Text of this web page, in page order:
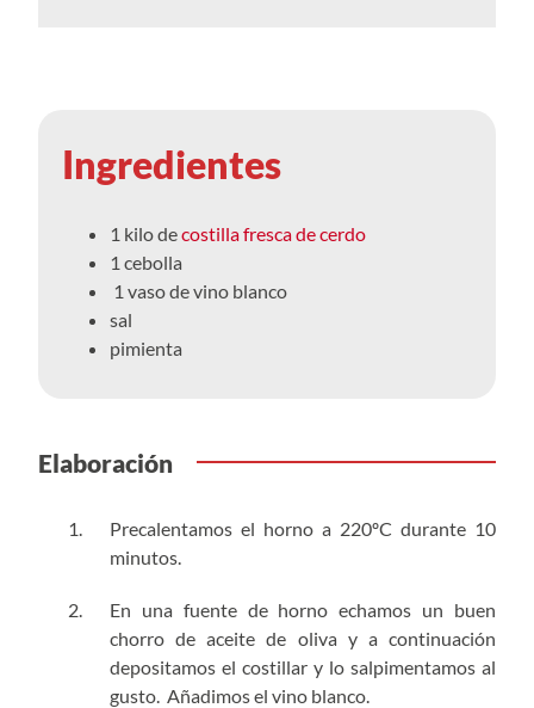
Ingredientes
1 kilo decostilla fresca de cerdo
1 cebolla
1 vaso de vino blanco
sal
pimienta
Elaboración
Precalentamos el horno a 220ºC durante 10
minutos.
En una fuente de horno echamos un buen
chorro de aceite de oliva y a continuación
depositamos el costillar y lo salpimentamos al
gusto. Añadimos el vino blanco.